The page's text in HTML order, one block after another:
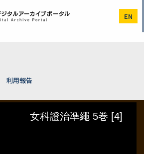
EN
利用報告